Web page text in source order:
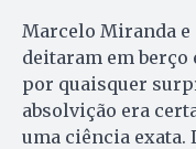
Marcelo Miranda e
deitaram em ber­ço
por quaisquer
absolvição era
uma ciência exata.